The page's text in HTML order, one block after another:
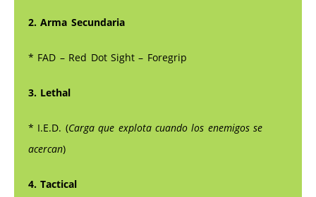
2. Arma Secundaria
* FAD – Red Dot Sight – Foregrip
3. Lethal
* I.E.D. (Carga que explota cuando los enemigos se
acercan)
4. Tactical